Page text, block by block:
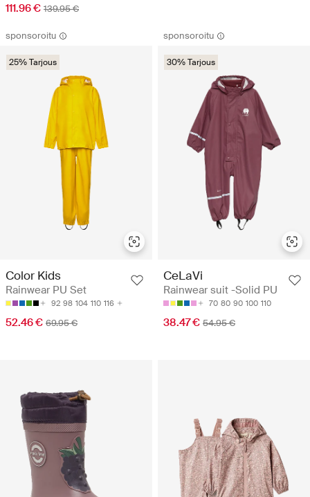
111.96 € 139.95 €
sponsoroitu
25% Tarjous
Color Kids
Rainwear PU Set
92 98 104 110 116
52.46 € 69.95 €
sponsoroitu
30% Tarjous
CeLaVi
Rainwear suit -Solid PU
70 80 90 100 110
38.47 € 54.95 €